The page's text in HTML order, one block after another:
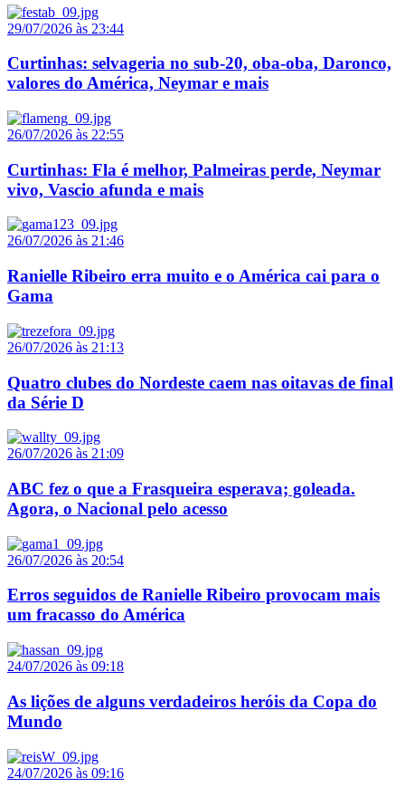
29/07/2026 às 23:44
Curtinhas: selvageria no sub-20, oba-oba, Daronco,
valores do América, Neymar e mais
26/07/2026 às 22:55
Curtinhas: Fla é melhor, Palmeiras perde, Neymar
vivo, Vascio afunda e mais
26/07/2026 às 21:46
Ranielle Ribeiro erra muito e o América cai para o
Gama
26/07/2026 às 21:13
Quatro clubes do Nordeste caem nas oitavas de final
da Série D
26/07/2026 às 21:09
ABC fez o que a Frasqueira esperava; goleada.
Agora, o Nacional pelo acesso
26/07/2026 às 20:54
Erros seguidos de Ranielle Ribeiro provocam mais
um fracasso do América
24/07/2026 às 09:18
As lições de alguns verdadeiros heróis da Copa do
Mundo
24/07/2026 às 09:16